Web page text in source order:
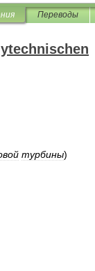
Переводы
турбины)